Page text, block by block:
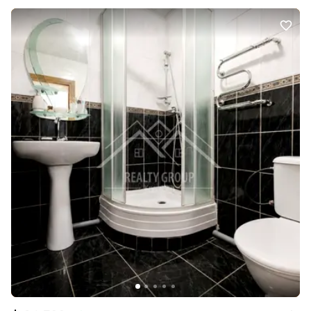
поверх – жодного шуму з вулиці та гарний краєвид із вікон.
Будинок із доглянутим підїздом та працюючим ліфтом. Меблі та
техника залишаються. Є кондиціонер. Санвузол суміжний.
Інфраструктура, яка робить життя комфортним: У пішій
доступності знаходяться АТБ, магазини, аптеки, школи, дитячі
садочки, зупинки громадського транспорту, банківські
відділення, та інші необхідні обєкти. Все, що потрібно для
комфортного життя, – поруч із вашим майбутнім будинком. Не
відкладайте рішення на потім! Телефонуйте вже сьогодні та
домовляйтеся про перегляд. Можливо, саме ця квартира стане
вашим новим домом, у якому почнеться новий щасливий етап